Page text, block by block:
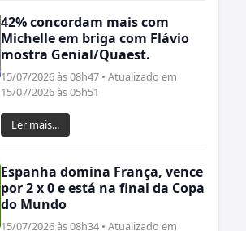
42% concordam mais com
Michelle em briga com Flávio
mostra Genial/Quaest.
15/07/2026 às 08h47 • Atualizado em
15/07/2026 às 05h51
Ler mais...
Espanha domina França, vence
por 2 x 0 e está na final da Copa
do Mundo
15/07/2026 às 08h34 • Atualizado em